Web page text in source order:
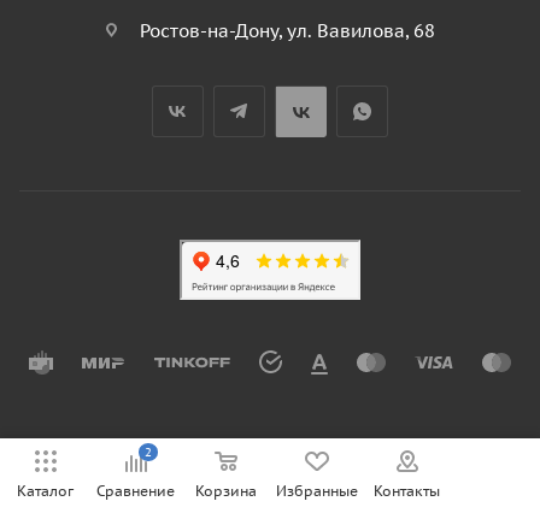
Ростов-на-Дону, ул. Вавилова, 68
Каталог
2
Сравнение Корзина Избранные Контакты